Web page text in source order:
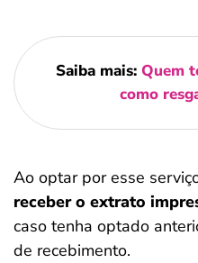
Saiba mais: Quem
como
Ao optar por esse
receber o extrato
caso tenha optado
de recebimento.